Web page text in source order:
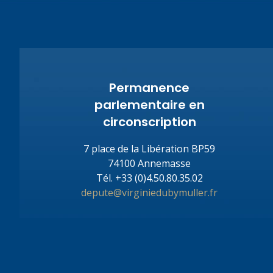
Permanence
parlementaire en
circonscription
7 place de la Libération BP59
74100 Annemasse
Tél. +33 (0)4.50.80.35.02
depute@virginiedubymuller.fr